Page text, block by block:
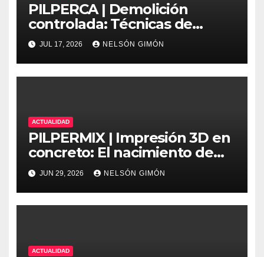
PILPERCA | Demolición
controlada: Técnicas de
precisión y protocolos de
seguridad en la ingeniería
moderna
JUL 17, 2026 NELSÓN GIMÓN
ACTUALIDAD
PILPERMIX | Impresión 3D en
concreto: El nacimiento de
una nueva era arquitectónica
automatizada
JUN 29, 2026 NELSÓN GIMÓN
ACTUALIDAD